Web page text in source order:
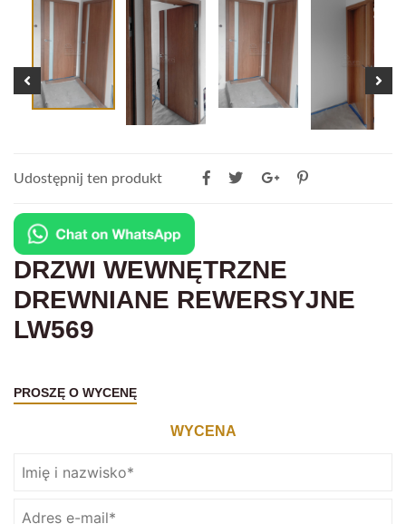
Udostępnij ten produkt
DRZWI WEWNĘTRZNE
DREWNIANE REWERSYJNE
LW569
PROSZĘ O WYCENĘ
WYCENA